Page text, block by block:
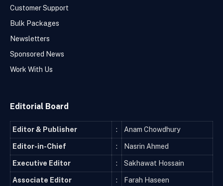
Customer Support
Bulk Packages
Newsletters
Sponsored News
Work With Us
Editorial Board
Editor & Publisher : Anam Chowdhury
Editor-in-Chief : Nasrin Ahmed
Executive Editor : Sakhawat Hossain
Associate Editor : Farah Haseen